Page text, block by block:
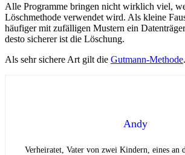
Alle Programme bringen nicht wirklich viel,
Löschmethode verwendet wird. Als kleine
häufiger mit zufälligen Mustern ein
desto sicherer ist die Löschung.
Als sehr sichere Art gilt die Gutmann-Methode.
Andy
Verheiratet, Vater von zwei Kindern, eines an